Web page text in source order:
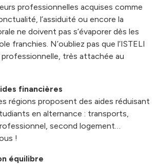
professionnelles acquises comme
l’assiduité ou encore la
ne doivent pas s’évaporer dès les
franchies. N’oubliez pas que l’ISTELI
très attachée au
financières
régions proposent des aides réduisant
en alternance : transports,
second logement…
!
équilibre